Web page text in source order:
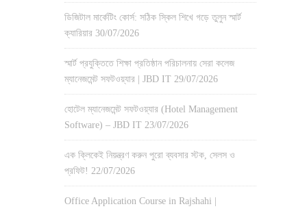
ডিজিটাল মার্কেটিং কোর্স: সঠিক স্কিল শিখে গড়ে তুলুন স্মার্ট
ক্যারিয়ার 30/07/2026
স্মার্ট প্রযুক্তিতে শিক্ষা প্রতিষ্ঠান পরিচালনায় সেরা কলেজ
ম্যানেজমেন্ট সফটওয়্যার | JBD IT 29/07/2026
হোটেল ম্যানেজমেন্ট সফটওয়্যার (Hotel Management
Software) – JBD IT 23/07/2026
এক ক্লিকেই নিয়ন্ত্রণ করুন পুরো ব্যবসার স্টক, সেলস ও
প্রফিট! 22/07/2026
Office Application Course in Rajshahi |